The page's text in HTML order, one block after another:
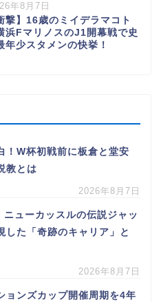
年8月7日
撃】16歳のミイデラマコト
浜FマリノスのJ1開幕戦で史
年少スタメンの快挙！
！W杯初戦前に板倉と堂安
教とは
2026年8月7日
ニューカッスルの伝説ジャッ
した「奇跡のキャリア」と
2026年8月7日
ョンズカップ開催周期を4年